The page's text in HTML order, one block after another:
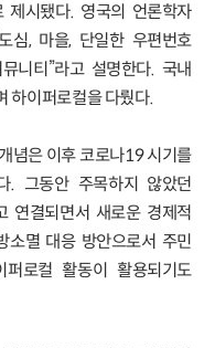
제시됐다. 영국의 언론학자
심, 마을, 단일한 우편번호
니티”라고 설명한다. 국내
하이퍼로컬을 다뤘다.
념은 이후 코로나19 시기를
. 그동안 주목하지 않았던
연결되면서 새로운 경제적
소멸 대응 방안으로서 주민
로컬 활동이 활용되기도